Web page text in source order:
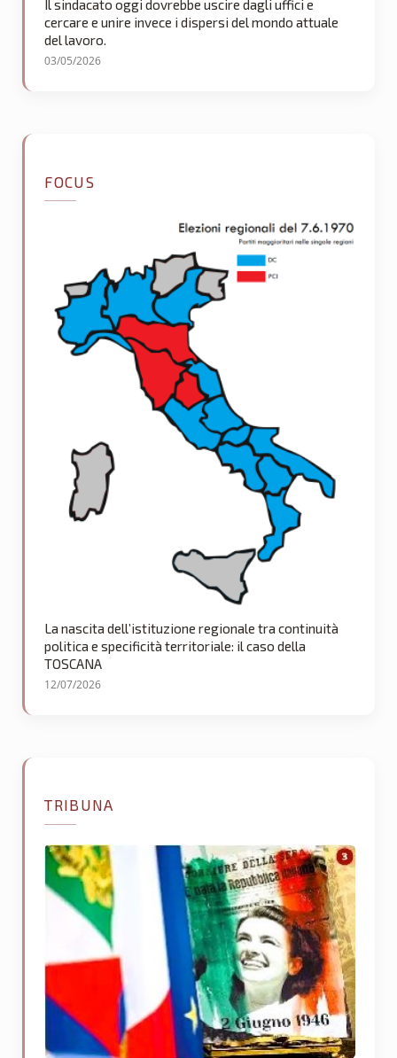
Il sindacato oggi dovrebbe uscire dagli uffici e
cercare e unire invece i dispersi del mondo attuale
del lavoro.
03/05/2026
FOCUS
La nascita dell’istituzione regionale tra continuità
politica e specificità territoriale: il caso della
TOSCANA
12/07/2026
TRIBUNA